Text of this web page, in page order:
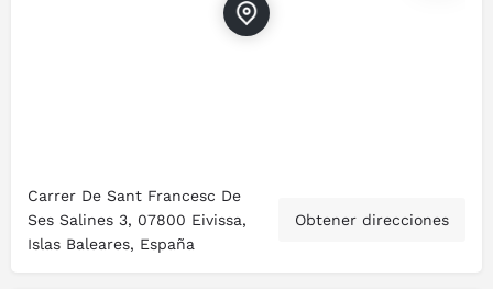
Carrer De Sant Francesc De
Ses Salines 3, 07800 Eivissa,
Islas Baleares, España
Obtener direcciones